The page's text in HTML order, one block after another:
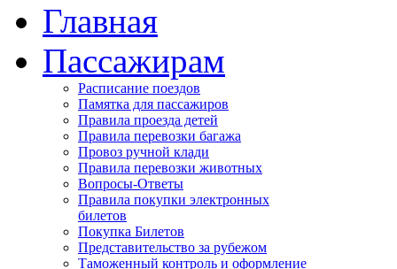
Главная
Пассажирам
Расписание поездов
Памятка для пассажиров
Правила проезда детей
Правила перевозки багажа
Провоз ручной клади
Правила перевозки животных
Вопросы-Ответы
Правила покупки электронных
билетов
Покупка Билетов
Представительство за рубежом
Таможенный контроль и оформление